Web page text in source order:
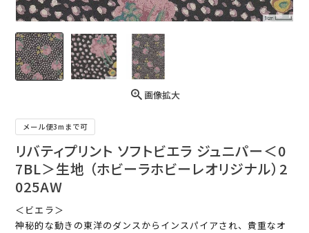
画像拡大
メール便3mまで可
リバティプリント ソフトビエラ ジュニパー＜0
7BL＞生地 （ホビーラホビーレオリジナル）2
025AW
＜ビエラ＞
神秘的な動きの東洋のダンスからインスパイアされ、貴重なオ